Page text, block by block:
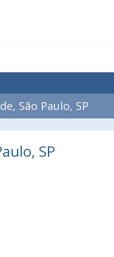
São Paulo, SP
SP